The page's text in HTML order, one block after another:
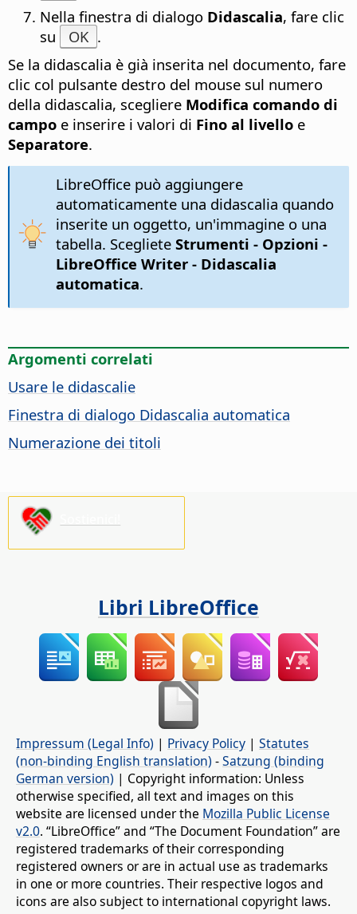
Nella finestra di dialogo Didascalia, fare clic
su
OK .
Se la didascalia è già inserita nel documento, fare
clic col pulsante destro del mouse sul numero
della didascalia, scegliere Modifica comando di
campo e inserire i valori di Fino al livello e
Separatore.
LibreOffice può aggiungere
automaticamente una didascalia quando
inserite un oggetto, un'immagine o una
tabella. Scegliete Strumenti - Opzioni -
LibreOffice Writer - Didascalia
automatica.
Argomenti correlati
Usare le didascalie
Finestra di dialogo Didascalia automatica
Numerazione dei titoli
Libri LibreOffice
Impressum (Legal Info) | Privacy Policy | Statutes
(non-binding English translation) -Satzung (binding
German version) | Copyright information: Unless
otherwise specified, all text and images on this
website are licensed under the Mozilla Public License
v2.0. “LibreOffice” and “The Document Foundation” are
registered trademarks of their corresponding
registered owners or are in actual use as trademarks
in one or more countries. Their respective logos and
icons are also subject to international copyright laws.